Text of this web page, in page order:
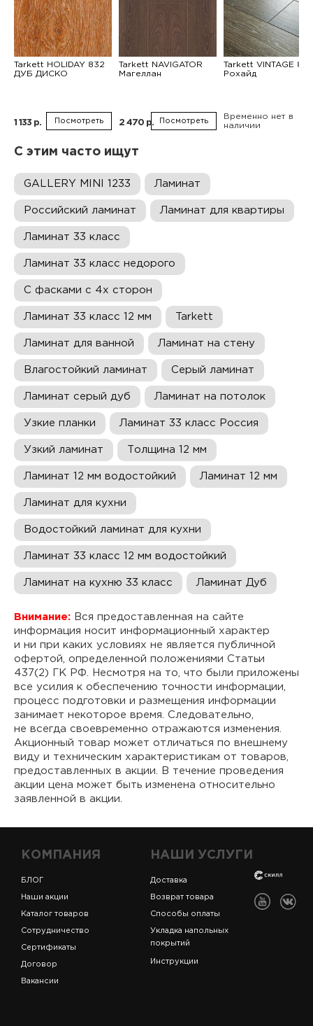
Tarkett HOLIDAY 832
ДУБ ДИСКО
1 133 р. Посмотреть
Tarkett NAVIGATOR
Магеллан
2 470 р. Посмотреть
Tarkett VINTAGE 832
Рохайд
Временно нет в
наличии
С этим часто ищут
GALLERY MINI 1233 Ламинат
Российский ламинат Ламинат для квартиры
Ламинат 33 класс
Ламинат 33 класс недорого
С фасками с 4х сторон
Ламинат 33 класс 12 мм Tarkett
Ламинат для ванной Ламинат на стену
Влагостойкий ламинат Серый ламинат
Ламинат серый дуб Ламинат на потолок
Узкие планки Ламинат 33 класс Россия
Узкий ламинат Толщина 12 мм
Ламинат 12 мм водостойкий Ламинат 12 мм
Ламинат для кухни
Водостойкий ламинат для кухни
Ламинат 33 класс 12 мм водостойкий
Ламинат на кухню 33 класс Ламинат Дуб
Внимание: Вся предоставленная на сайте
информация носит информационный характер
и ни при каких условиях не является публичной
офертой, определенной положениями Статьи
437(2) ГК РФ. Несмотря на то, что были приложены
все усилия к обеспечению точности информации,
процесс подготовки и размещения информации
занимает некоторое время. Следовательно,
не всегда своевременно отражаются изменения.
Акционный товар может отличаться по внешнему
виду и техническим характеристикам от товаров,
предоставленных в акции. В течение проведения
акции цена может быть изменена относительно
заявленной в акции.
КОМПАНИЯ
БЛОГ
Наши акции
Каталог товаров
Сотрудничество
Сертификаты
Договор
Вакансии
НАШИ УСЛУГИ
Доставка
Возврат товара
Способы оплаты
Укладка напольных
покрытий
Инструкции